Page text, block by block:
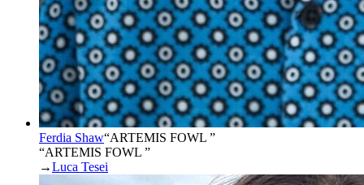
Ferdia Shaw“ARTEMIS FOWL ”
“ARTEMIS FOWL ”
→Luca Tesei